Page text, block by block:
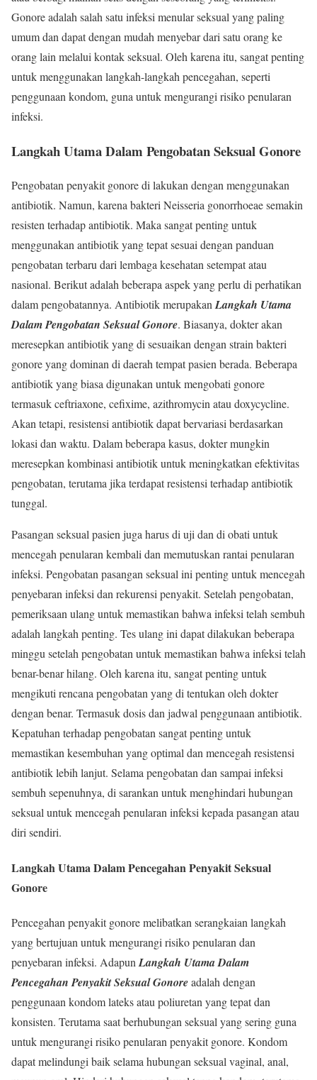
Gonore adalah salah satu infeksi menular seksual yang paling
umum dan dapat dengan mudah menyebar dari satu orang ke
orang lain melalui kontak seksual. Oleh karena itu, sangat penting
untuk menggunakan langkah-langkah pencegahan, seperti
penggunaan kondom, guna untuk mengurangi risiko penularan
infeksi.
Langkah Utama Dalam Pengobatan Seksual Gonore
Pengobatan penyakit gonore di lakukan dengan menggunakan
antibiotik. Namun, karena bakteri Neisseria gonorrhoeae semakin
resisten terhadap antibiotik. Maka sangat penting untuk
menggunakan antibiotik yang tepat sesuai dengan panduan
pengobatan terbaru dari lembaga kesehatan setempat atau
nasional. Berikut adalah beberapa aspek yang perlu di perhatikan
dalam pengobatannya. Antibiotik merupakanLangkah Utama
Dalam Pengobatan Seksual Gonore. Biasanya, dokter akan
meresepkan antibiotik yang di sesuaikan dengan strain bakteri
gonore yang dominan di daerah tempat pasien berada. Beberapa
antibiotik yang biasa digunakan untuk mengobati gonore
termasuk ceftriaxone, cefixime, azithromycin atau doxycycline.
Akan tetapi, resistensi antibiotik dapat bervariasi berdasarkan
lokasi dan waktu. Dalam beberapa kasus, dokter mungkin
meresepkan kombinasi antibiotik untuk meningkatkan efektivitas
pengobatan, terutama jika terdapat resistensi terhadap antibiotik
tunggal.
Pasangan seksual pasien juga harus di uji dan di obati untuk
mencegah penularan kembali dan memutuskan rantai penularan
infeksi. Pengobatan pasangan seksual ini penting untuk mencegah
penyebaran infeksi dan rekurensi penyakit. Setelah pengobatan,
pemeriksaan ulang untuk memastikan bahwa infeksi telah sembuh
adalah langkah penting. Tes ulang ini dapat dilakukan beberapa
minggu setelah pengobatan untuk memastikan bahwa infeksi telah
benar-benar hilang. Oleh karena itu, sangat penting untuk
mengikuti rencana pengobatan yang di tentukan oleh dokter
dengan benar. Termasuk dosis dan jadwal penggunaan antibiotik.
Kepatuhan terhadap pengobatan sangat penting untuk
memastikan kesembuhan yang optimal dan mencegah resistensi
antibiotik lebih lanjut. Selama pengobatan dan sampai infeksi
sembuh sepenuhnya, di sarankan untuk menghindari hubungan
seksual untuk mencegah penularan infeksi kepada pasangan atau
diri sendiri.
Langkah Utama Dalam Pencegahan Penyakit Seksual
Gonore
Pencegahan penyakit gonore melibatkan serangkaian langkah
yang bertujuan untuk mengurangi risiko penularan dan
penyebaran infeksi. Adapun Langkah Utama Dalam
Pencegahan Penyakit Seksual Gonoreadalah dengan
penggunaan kondom lateks atau poliuretan yang tepat dan
konsisten. Terutama saat berhubungan seksual yang sering guna
untuk mengurangi risiko penularan penyakit gonore. Kondom
dapat melindungi baik selama hubungan seksual vaginal, anal,